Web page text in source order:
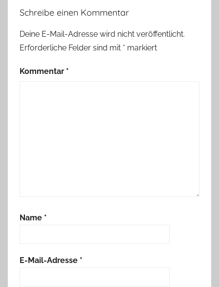
Schreibe einen Kommentar
Deine E-Mail-Adresse wird nicht veröffentlicht.
Erforderliche Felder sind mit * markiert
Kommentar *
Name *
E-Mail-Adresse *